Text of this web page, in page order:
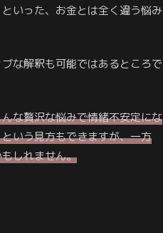
いった、お金とは全く違う悩み
な解釈も可能ではあるところで
な贅沢な悩みで情緒不安定にな
いう見方もできますが、一方
しれません。